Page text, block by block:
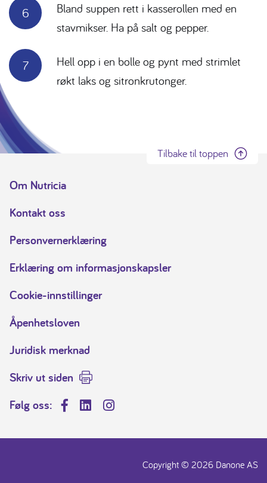
Bland suppen rett i kasserollen med en
stavmikser. Ha på salt og pepper.
Hell opp i en bolle og pynt med strimlet
røkt laks og sitronkrutonger.
Tilbake til toppen
Om Nutricia
Kontakt oss
Personvernerklæring
Erklæring om informasjonskapsler
Cookie-innstillinger
Åpenhetsloven
Juridisk merknad
Skriv ut siden
Følg oss:
Facebook
LinkedInInstagram
Copyright © 2026 Danone AS